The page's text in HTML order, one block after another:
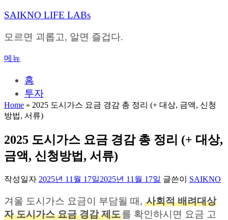
내
으
바
SAIKNO LIFE LABs
모르면 괴롭고, 알면 즐겁다.
메뉴
홈
투자
Home » 2025 도시가스 요금 경감 총 정리 (+ 대상, 금액, 신청
방법, 서류)
2025 도시가스 요금 경감 총 정리 (+ 대상,
금액, 신청방법, 서류)
작성일자 2025년 11월 17일2025년 11월 17일 글쓴이 SAIKNO
겨울 도시가스 요금이 부담될 때, 사회적 배려대상
자 도시가스 요금 경감 제도를 확인하시면 요금 고